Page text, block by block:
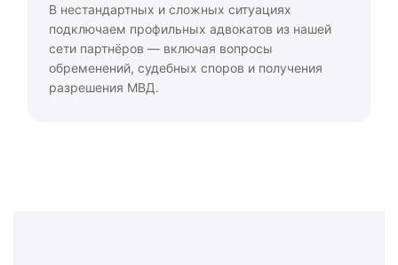
В нестандартных и сложных ситуациях
подключаем профильных адвокатов из нашей
сети партнёров — включая вопросы
обременений, судебных споров и получения
разрешения МВД.